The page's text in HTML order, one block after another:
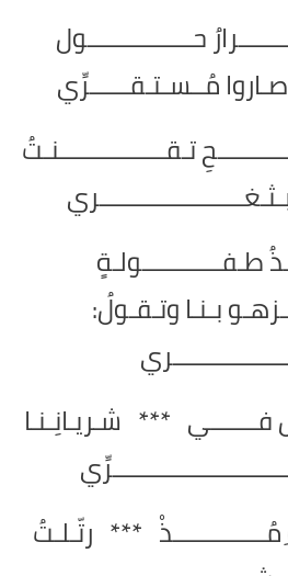
حــــــــــــــــول
صـاروا مُــسـتـقــــــرِّي
تـقــــــــــــــــنـتُ
بـنـا وتـقـولُ:
*** شـريـانِـنـا
*** رتّـلـتُ